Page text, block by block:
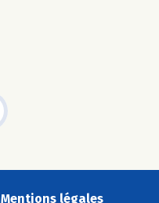
Mentions légales